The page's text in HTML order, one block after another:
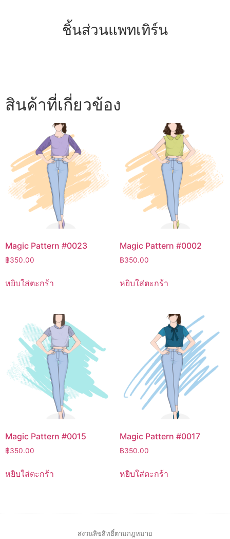
ชิ้นส่วนแพทเทิร์น
สินค้าที่เกี่ยวข้อง
Magic Pattern #0023
฿350.00
หยิบใส่ตะกร้า
Magic Pattern #0002
฿350.00
หยิบใส่ตะกร้า
Magic Pattern #0015
฿350.00
หยิบใส่ตะกร้า
Magic Pattern #0017
฿350.00
หยิบใส่ตะกร้า
สงวนลิขสิทธิ์ตามกฎหมาย